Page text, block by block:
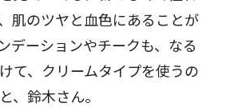
肌のツヤと血色にあることが
デーションやチークも、なる
て、クリームタイプを使うの
、鈴木さん。